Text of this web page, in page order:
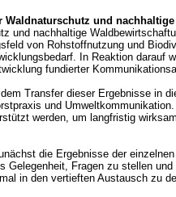
und
und nachhaltige
von Rohstoffnutzung und
In Reaktion darauf
fundierter
Transfer dieser Ergebnisse in
und
werden, um langfristig
die Ergebnisse der
Gelegenheit, Fragen zu stellen
in den vertieften Austausch zu